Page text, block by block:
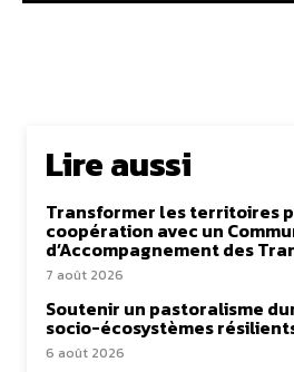
Lire aussi
Transformer les territoires
coopération avec un
d’Accompagnement des
7 août 2026
Soutenir un pastoralisme
socio-écosystèmes
6 août 2026